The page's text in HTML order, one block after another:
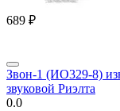
‍689‍ ₽
Звон-1 (ИО329-8)
звуковой Риэлта
0.0